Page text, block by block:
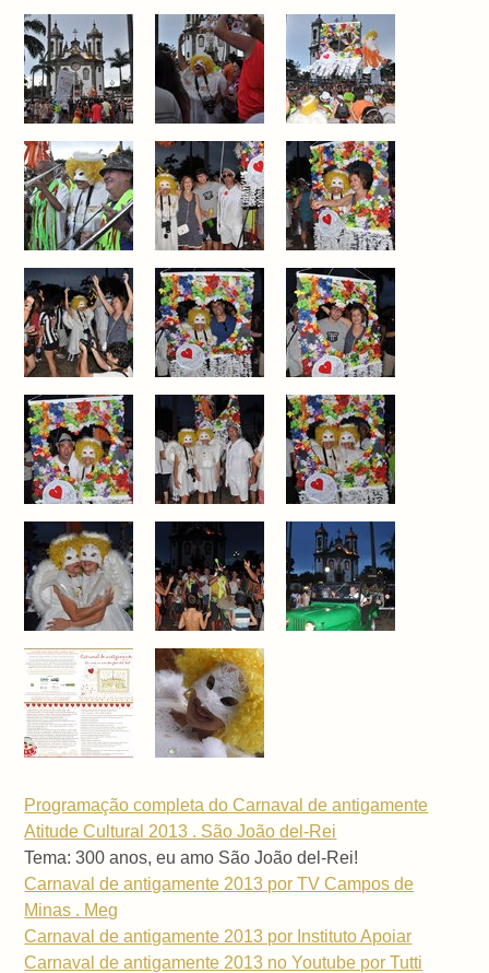
Programação completa do Carnaval de antigamente
Atitude Cultural 2013 . São João del-Rei
Tema: 300 anos, eu amo São João del-Rei!
Carnaval de antigamente 2013 por TV Campos de
Minas . Meg
Carnaval de antigamente 2013 por Instituto Apoiar
Carnaval de antigamente 2013 no Youtube por Tutti